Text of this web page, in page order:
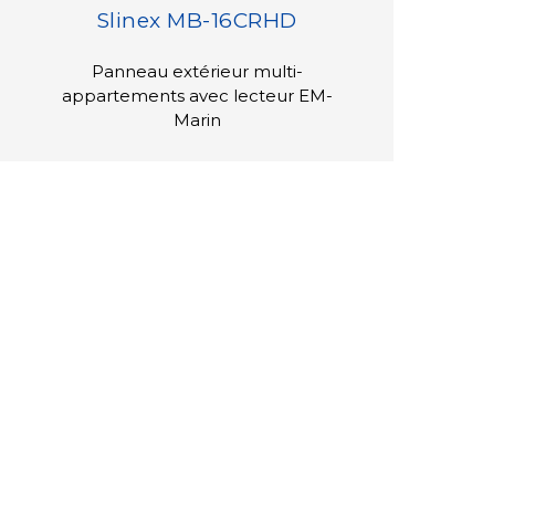
Slinex MB-16CRHD
Panneau extérieur multi-
appartements avec lecteur EM-
Marin